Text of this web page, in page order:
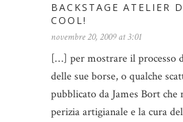
BACKSTAGE ATELIER
COOL!
novembre 20, 2009 at 3:01
[…] per mostrare il processo
delle sue borse, o qualche
pubblicato da James Bort che
perizia artigianale e la cura